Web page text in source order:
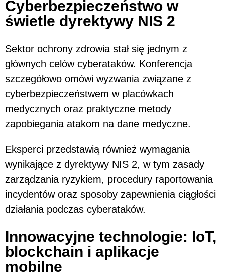
Cyberbezpieczeństwo w
świetle dyrektywy NIS 2
Sektor ochrony zdrowia stał się jednym z
głównych celów cyberataków. Konferencja
szczegółowo omówi wyzwania związane z
cyberbezpieczeństwem w placówkach
medycznych oraz praktyczne metody
zapobiegania atakom na dane medyczne.
Eksperci przedstawią również wymagania
wynikające z dyrektywy NIS 2, w tym zasady
zarządzania ryzykiem, procedury raportowania
incydentów oraz sposoby zapewnienia ciągłości
działania podczas cyberataków.
Innowacyjne technologie: IoT,
blockchain i aplikacje
mobilne